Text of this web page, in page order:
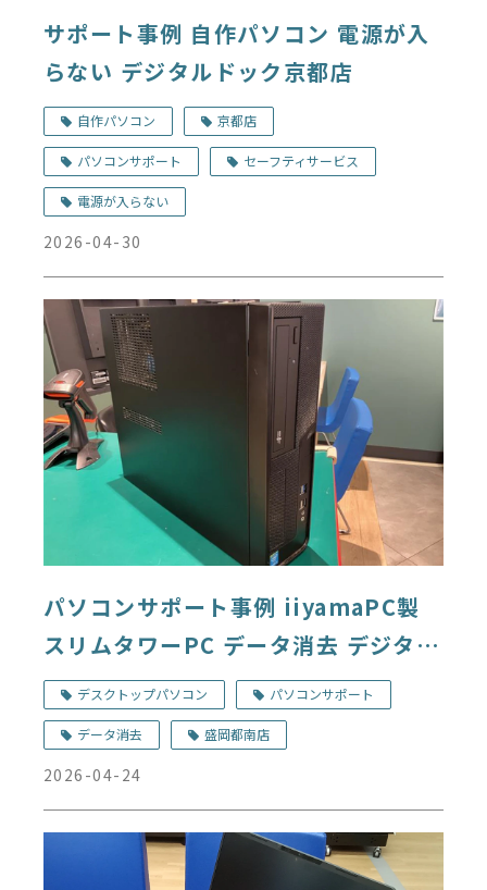
サポート事例 自作パソコン 電源が入
らない デジタルドック京都店
自作パソコン 京都店
パソコンサポート セーフティサービス
電源が入らない
2026-04-30
パソコンサポート事例 iiyamaPC製
スリムタワーPC データ消去 デジタル
ドック盛岡都南店
デスクトップパソコン パソコンサポート
データ消去 盛岡都南店
2026-04-24